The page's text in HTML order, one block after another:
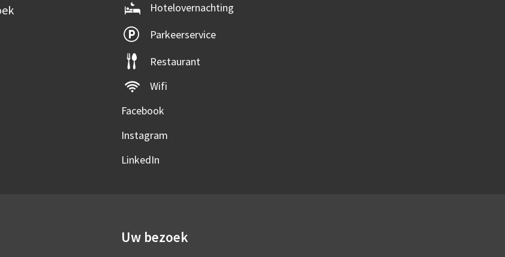
Uw bezoek
Hotelovernachting
Parkeerservice
Restaurant
Wifi
Facebook
Instagram
LinkedIn